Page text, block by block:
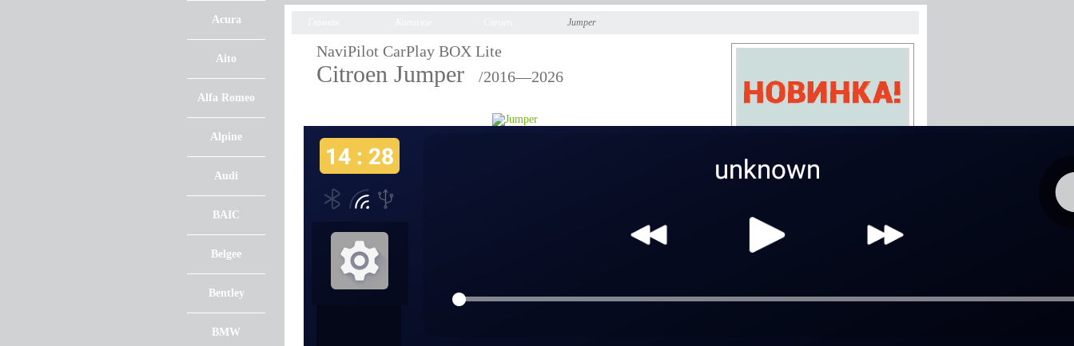
Acura
Aito
Alfa Romeo
Alpine
Audi
BAIC
Belgee
Bentley
BMW
Jumper
NaviPilot CarPlay BOX Lite
Citroen Jumper /2016—2026